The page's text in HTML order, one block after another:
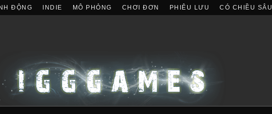
ĐỘNG INDIE MÔ PHỎNG CHƠI ĐƠN PHIÊU LƯU CÓ CHIỀU SÂU